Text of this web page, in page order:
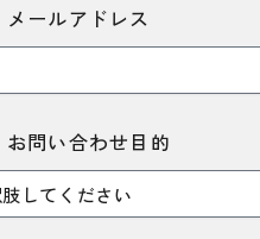
メールアドレス
お問い合わせ目的